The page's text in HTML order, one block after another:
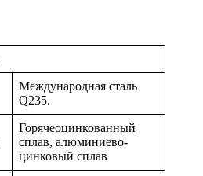
Международная сталь
Q235.
Горячеоцинкованный
сплав, алюминиево-
цинковый сплав